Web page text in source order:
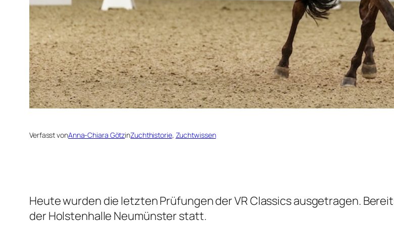
Verfasst vonAnna-Chiara GötzinZuchthistorie, Zuchtwissen
Heute wurden die letzten Prüfungen der VR Classics ausgetragen.
der Holstenhalle Neumünster statt.